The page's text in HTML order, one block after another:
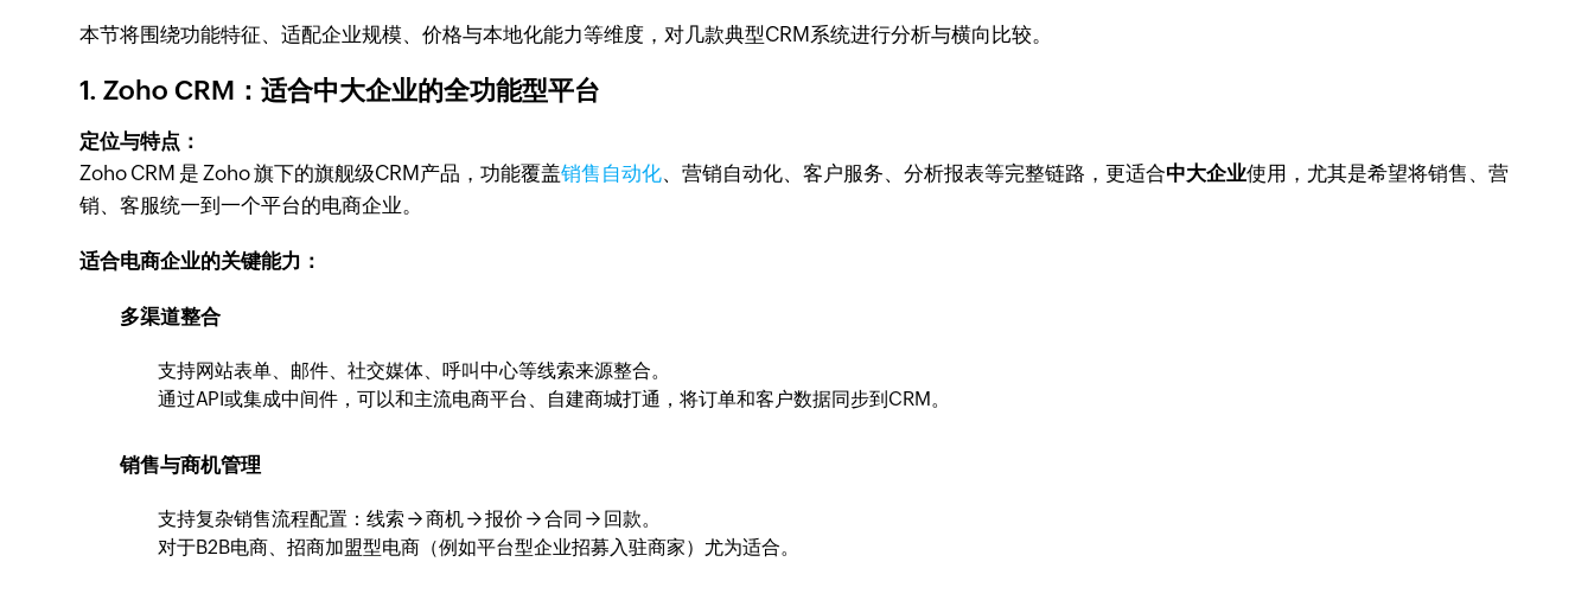
本节将围绕功能特征、适配企业规模、价格与本地化能力等维度，对几款典型CRM系统进行分析与横向比较。
1. Zoho CRM：适合中大企业的全功能型平台
定位与特点：
Zoho CRM 是 Zoho 旗下的旗舰级CRM产品，功能覆盖销售自动化、营销自动化、客户服务、分析报表等完整链路，更适合中大企业使用，尤其是希望将销售、营
销、客服统一到一个平台的电商企业。
适合电商企业的关键能力：
多渠道整合
支持网站表单、邮件、社交媒体、呼叫中心等线索来源整合。
通过API或集成中间件，可以和主流电商平台、自建商城打通，将订单和客户数据同步到CRM。
销售与商机管理
支持复杂销售流程配置：线索 → 商机 → 报价 → 合同 → 回款。
对于B2B电商、招商加盟型电商（例如平台型企业招募入驻商家）尤为适合。